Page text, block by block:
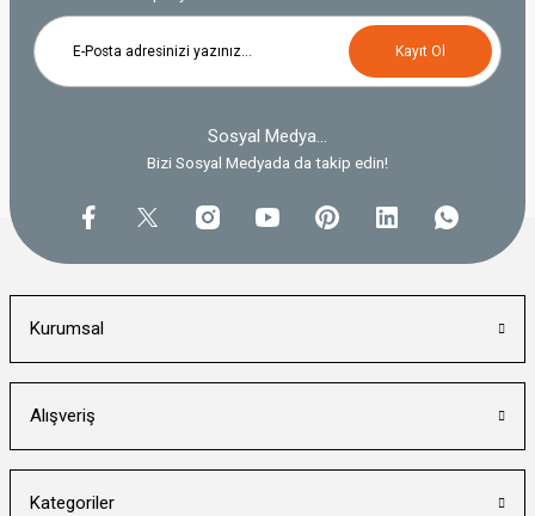
Gönder
Kayıt Ol
Sosyal Medya...
Bizi Sosyal Medyada da takip edin!
Kurumsal
Alışveriş
Kategoriler